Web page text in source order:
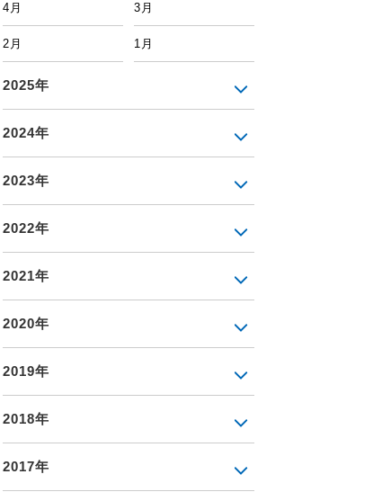
4月 3月
2月 1月
2025年
2024年
2023年
2022年
2021年
2020年
2019年
2018年
2017年